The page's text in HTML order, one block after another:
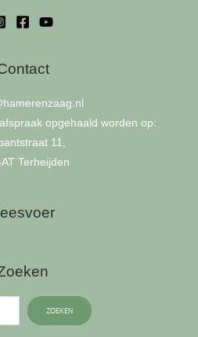
opgehaald worden op:
11,
Terheijden
ZOEKEN